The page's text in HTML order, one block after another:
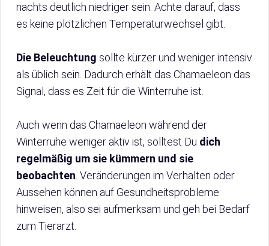
nachts deutlich niedriger sein. Achte darauf, dass
es keine plötzlichen Temperaturwechsel gibt.
Die Beleuchtung sollte kürzer und weniger intensiv
als üblich sein. Dadurch erhält das Chamaeleon das
Signal, dass es Zeit für die Winterruhe ist.
Auch wenn das Chamaeleon während der
Winterruhe weniger aktiv ist, solltest Du dich
regelmäßig um sie kümmern und sie
beobachten . Veränderungen im Verhalten oder
Aussehen können auf Gesundheitsprobleme
hinweisen, also sei aufmerksam und geh bei Bedarf
zum Tierarzt.